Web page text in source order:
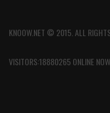
KNOOW.NET © 2015. ALL
VISITORS:18880265 ONLINE